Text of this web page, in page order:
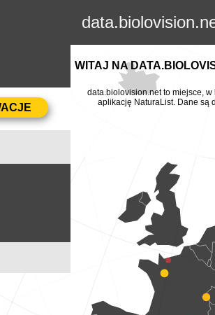
WITAJ NA
data.biolovision.net to miejsce,
aplikację NaturaList. Dane są